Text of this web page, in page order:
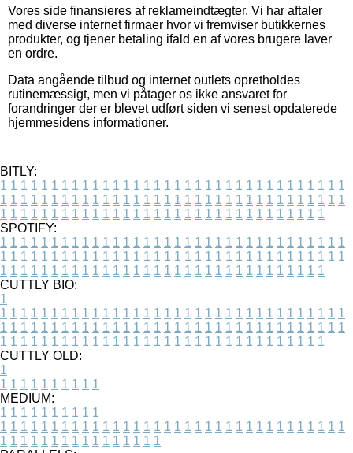
Vores side finansieres af reklameindtægter. Vi har aftaler
med diverse internet firmaer hvor vi fremviser butikkernes
produkter, og tjener betaling ifald en af vores brugere laver
en ordre.
Data angående tilbud og internet outlets opretholdes
rutinemæssigt, men vi påtager os ikke ansvaret for
forandringer der er blevet udført siden vi senest opdaterede
hjemmesidens informationer.
BITLY:
1 1 1 1 1 1 1 1 1 1 1 1 1 1 1 1 1 1 1 1 1 1 1 1 1 1 1 1 1 1 1 1 1 1
1 1 1 1 1 1 1 1 1 1 1 1 1 1 1 1 1 1 1 1 1 1 1 1 1 1 1 1 1 1 1 1 1 1
1 1 1 1 1 1 1 1 1 1 1 1 1 1 1 1 1 1 1 1 1 1 1 1 1 1 1 1 1 1 1 1
SPOTIFY:
1 1 1 1 1 1 1 1 1 1 1 1 1 1 1 1 1 1 1 1 1 1 1 1 1 1 1 1 1 1 1 1 1 1
1 1 1 1 1 1 1 1 1 1 1 1 1 1 1 1 1 1 1 1 1 1 1 1 1 1 1 1 1 1 1 1 1 1
1 1 1 1 1 1 1 1 1 1 1 1 1 1 1 1 1 1 1 1 1 1 1 1 1 1 1 1 1 1 1 1
CUTTLY BIO:
1
1 1 1 1 1 1 1 1 1 1 1 1 1 1 1 1 1 1 1 1 1 1 1 1 1 1 1 1 1 1 1 1 1 1
1 1 1 1 1 1 1 1 1 1 1 1 1 1 1 1 1 1 1 1 1 1 1 1 1 1 1 1 1 1 1 1 1 1
1 1 1 1 1 1 1 1 1 1 1 1 1 1 1 1 1 1 1 1 1 1 1 1 1 1 1 1 1 1 1 1
CUTTLY OLD:
1
1 1 1 1 1 1 1 1 1 1
MEDIUM:
1 1 1 1 1 1 1 1 1 1
1 1 1 1 1 1 1 1 1 1 1 1 1 1 1 1 1 1 1 1 1 1 1 1 1 1 1 1 1 1 1 1 1 1
1 1 1 1 1 1 1 1 1 1 1 1 1 1 1 1